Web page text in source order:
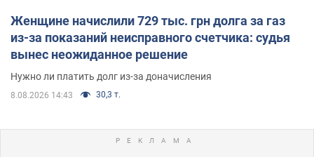
Женщине начислили 729 тыс. грн долга за газ
из-за показаний неисправного счетчика: судья
вынес неожиданное решение
Нужно ли платить долг из-за доначисления
8.08.2026 14:43 30,3 т.